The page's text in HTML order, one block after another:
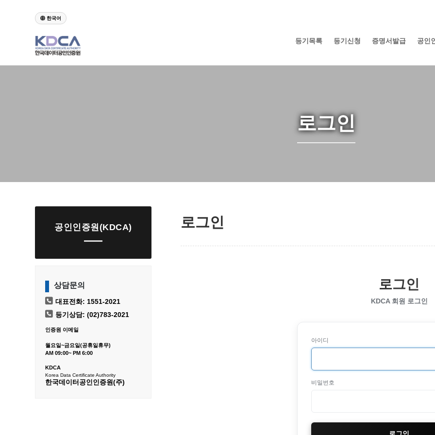
한국어
등기목록 등기신청 증명서발급 공인
하위분류
로그인
로그인
로그인
KDCA 회원 로그인
아이디
비밀번호
공인인증원(KDCA)
상담문의
대표전화: 1551-2021
등기상담: (02)783-2021
인증원 이메일
월요일~금요일(공휴일휴무)
AM 09:00~ PM 6:00
KDCA
Korea Data Certificate Authority
한국데이터공인인증원(주)